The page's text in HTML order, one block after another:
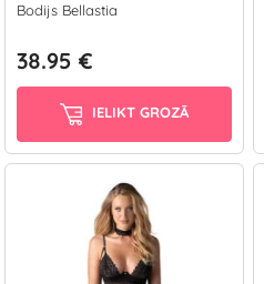
Bodijs Bellastia
38.95 €
IELIKT GROZĀ